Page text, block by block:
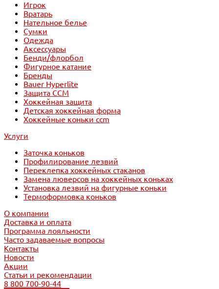
Игрок
Вратарь
Нательное белье
Сумки
Одежда
Аксессуары
Бенди/флорбол
Фигурное катание
Бренды
Bauer Hyperlite
Защита CCM
Хоккейная защита
Детская хоккейная форма
Хоккейные коньки ccm
Услуги
Заточка коньков
Профилирование лезвий
Переклепка хоккейных стаканов
Замена люверсов на хоккейных коньках
Установка лезвий на фигурные коньки
Термоформовка коньков
О компании
Доставка и оплата
Программа лояльности
Часто задаваемые вопросы
Контакты
Новости
Акции
Статьи и рекомендации
8 800 700-90-44